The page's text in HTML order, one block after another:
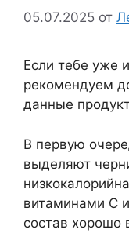
05.07.2025 от
Если тебе уже
рекомендуем
данные
В первую
выделяют
витаминами С
состав хорошо